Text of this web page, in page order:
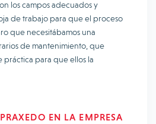
los campos adecuados y
de trabajo para que el proceso
que necesitábamos una
de mantenimiento, que
práctica para que ellos la
EN LA EMPRESA